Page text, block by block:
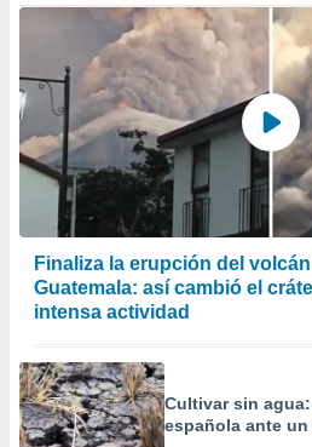
Finaliza la erupción del
Guatemala: así cambió el
intensa actividad
Cultivar sin
española ante